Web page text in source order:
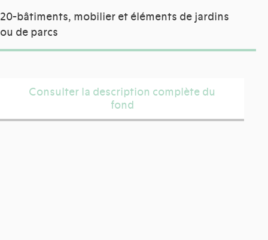
20-bâtiments, mobilier et éléments de jardins
ou de parcs
Consulter la description complète du
fond